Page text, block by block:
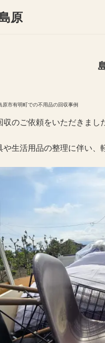
原
原市有明町での不用品の回収事例
のご依頼をいただきまし
生活用品の整理に伴い、